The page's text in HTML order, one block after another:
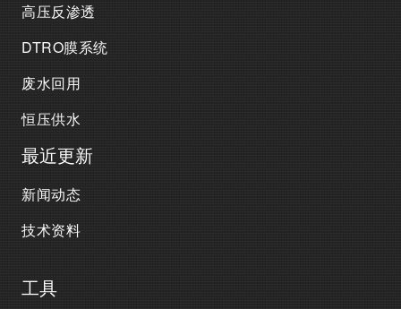
高压反渗透
DTRO膜系统
废水回用
恒压供水
最近更新
新闻动态
技术资料
工具